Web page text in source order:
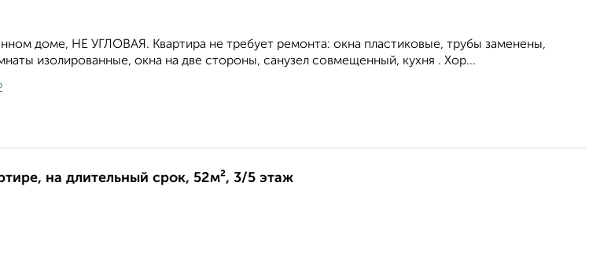
доме, НЕ УГЛОВАЯ. Квартира не требует ремонта: окна пластиковые, трубы заменены,
изолированные, окна на две стороны, санузел совмещенный, кухня . Хор...
на длительный срок, 52м², 3/5 этаж